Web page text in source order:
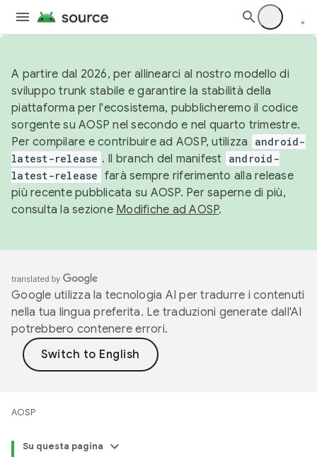
A partire dal 2026, per allinearci al nostro modello di
sviluppo trunk stabile e garantire la stabilità della
piattaforma per l'ecosistema, pubblicheremo il codice
sorgente su AOSP nel secondo e nel quarto trimestre.
Per compilare e contribuire ad AOSP, utilizza
android-
latest-release . Il branch del manifest android-
latest-release farà sempre riferimento alla release
più recente pubblicata su AOSP. Per saperne di più,
consulta la sezione Modifiche ad AOSP.
Google utilizza la tecnologia AI per tradurre i contenuti
nella tua lingua preferita. Le traduzioni generate dall'AI
potrebbero contenere errori.
AOSP
Su questa pagina